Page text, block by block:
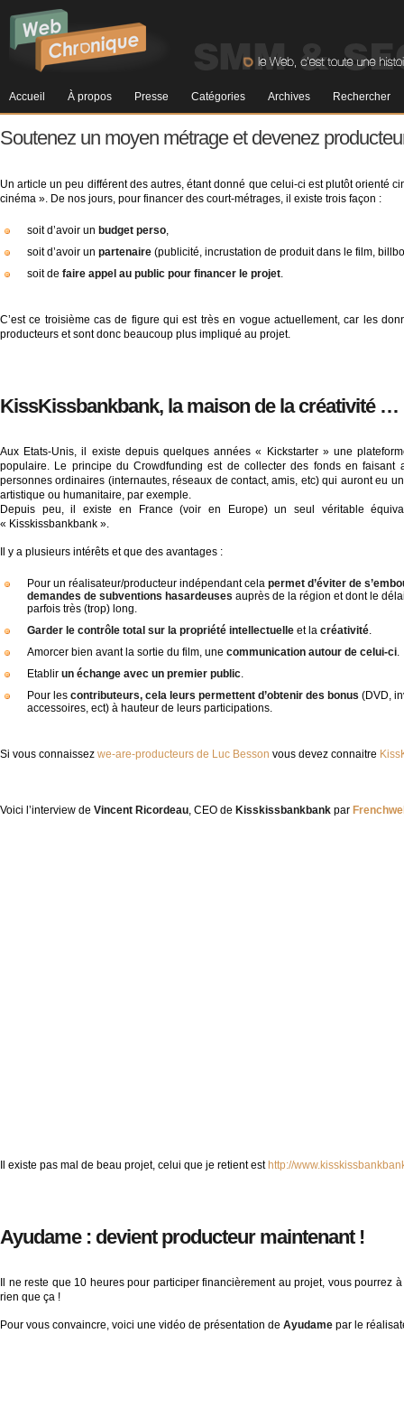
Accueil À propos Presse Catégories Archives Rechercher
Soutenez un moyen métrage et devenez
Un article un peu différent des autres, étant donné que celui-ci est plutôt orienté
cinéma ». De nos jours, pour financer des court-métrages, il existe trois façon :
soit d’avoir un budget perso,
soit d’avoir un partenaire (publicité, incrustation de produit dans le film,
soit de faire appel au public pour financer le projet.
C’est ce troisième cas de figure qui est très en vogue actuellement, car les
producteurs et sont donc beaucoup plus impliqué au projet.
KissKissbankbank, la maison de la créativité …
Aux Etats-Unis, il existe depuis quelques années « Kickstarter » une
populaire. Le principe du Crowdfunding est de collecter des fonds en faisant
personnes ordinaires (internautes, réseaux de contact, amis, etc) qui auront eu
artistique ou humanitaire, par exemple.
Depuis peu, il existe en France (voir en Europe) un seul véritable
« Kisskissbankbank ».
Il y a plusieurs intérêts et que des avantages :
Pour un réalisateur/producteur indépendant cela permet d’éviter de
demandes de subventions hasardeuses auprès de la région et dont le
parfois très (trop) long.
Garder le contrôle total sur la propriété intellectuelle et la créativité.
Amorcer bien avant la sortie du film, une communication autour de celui-ci.
Etablir un échange avec un premier public.
Pour les contributeurs, cela leurs permettent d’obtenir des bonus (DVD,
accessoires, ect) à hauteur de leurs participations.
Si vous connaissez we-are-producteurs de Luc Besson vous devez connaitre
Voici l’interview de Vincent Ricordeau, CEO de Kisskissbankbank par
Il existe pas mal de beau projet, celui que je retient est http://
Ayudame : devient producteur maintenant !
Il ne reste que 10 heures pour participer financièrement au projet, vous pourrez
rien que ça !
Pour vous convaincre, voici une vidéo de présentation de Ayudame par le